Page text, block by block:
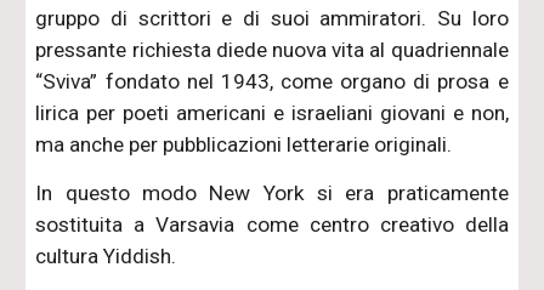
gruppo di scrittori e di suoi ammiratori. Su loro
pressante richiesta diede nuova vita al quadriennale
“Sviva” fondato nel 1943, come organo di prosa e
lirica per poeti americani e israeliani giovani e non,
ma anche per pubblicazioni letterarie originali.
In questo modo New York si era praticamente
sostituita a Varsavia come centro creativo della
cultura Yiddish.